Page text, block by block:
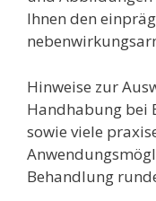
Ihnen den
Hinweise zur
Handhabung bei
sowie viele
Behandlung